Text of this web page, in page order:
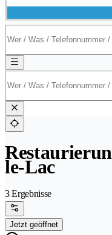
le-Lac
3 Ergebnisse
Jetzt geöffnet